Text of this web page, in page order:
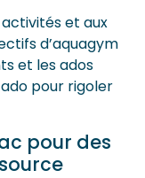
activités et aux
d’aquagym
et les ados
pour rigoler
pour des